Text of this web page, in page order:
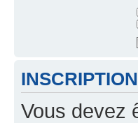
INSCRIPTION
Vous devez